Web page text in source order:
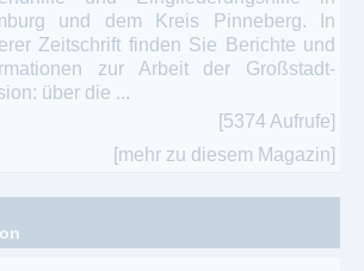
und dem Kreis Pinneberg. In
Zeitschrift finden Sie Berichte und
zur Arbeit der Großstadt-
über die ...
[5374 Aufrufe]
[mehr zu diesem Magazin]